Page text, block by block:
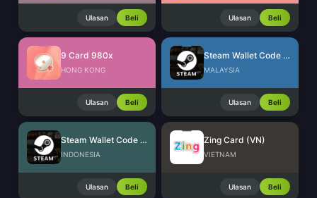
Ulasan Beli Ulasan Beli
9 Card 980x
HONG KONG
Ulasan Beli
Steam Wallet Code (MYR)
MALAYSIA
Ulasan Beli
Steam Wallet Code (IDR)
INDONESIA
Ulasan Beli
Zing Card (VN)
VIETNAM
Ulasan Beli